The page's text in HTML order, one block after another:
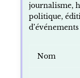
journalisme,
politique,
Nom